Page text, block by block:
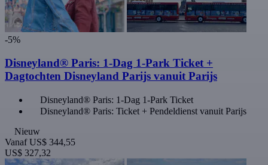
-5%
Disneyland® Paris: 1-Dag 1-Park Ticket +
Dagtochten Disneyland Parijs vanuit Parijs
Disneyland® Paris: 1-Dag 1-Park Ticket
Disneyland® Paris: Ticket + Pendeldienst vanuit Parijs
Nieuw
Vanaf US$ 344,55
US$ 327,32